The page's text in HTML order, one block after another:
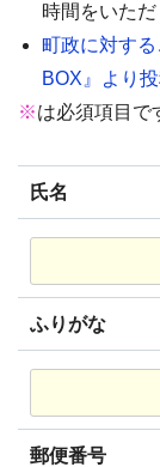
時間をいた
町政に対す
BOX』より
※は必須項目で
氏名
ふりがな
郵便番号